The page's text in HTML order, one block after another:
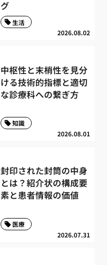
グ
2026.08.02
生活
中枢性と末梢性を見分
ける技術的指標と適切
な診療科への繋ぎ方
2026.08.01
知識
封印された封筒の中身
とは？紹介状の構成要
素と患者情報の価値
2026.07.31
医療